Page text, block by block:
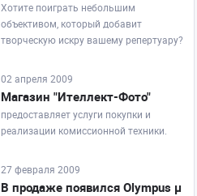
Хотите поиграть небольшим
объективом, который добавит
творческую искру вашему репертуару?
02 апреля 2009
Магазин "Ителлект-Фото"
предоставляет услуги покупки и
реализации комиссионной техники.
27 февраля 2009
В продаже появился Olympus µ